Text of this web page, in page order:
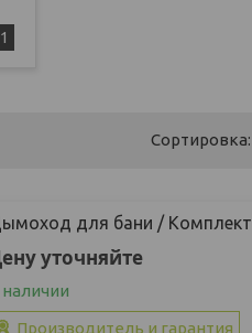
1
для бани / Комплект
уточняйте
Производитель и гарантия